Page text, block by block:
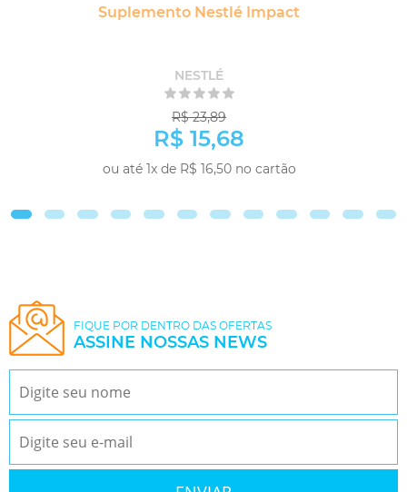
Suplemento Nestlé Impact
NESTLÉ
R$ 23,89
R$ 15,68
ou até 1x de R$ 16,50 no cartão
FIQUE POR DENTRO DAS OFERTAS
ASSINE NOSSAS NEWS